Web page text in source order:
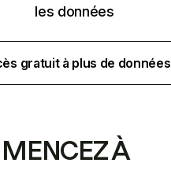
les données
gratuit à plus de données
À